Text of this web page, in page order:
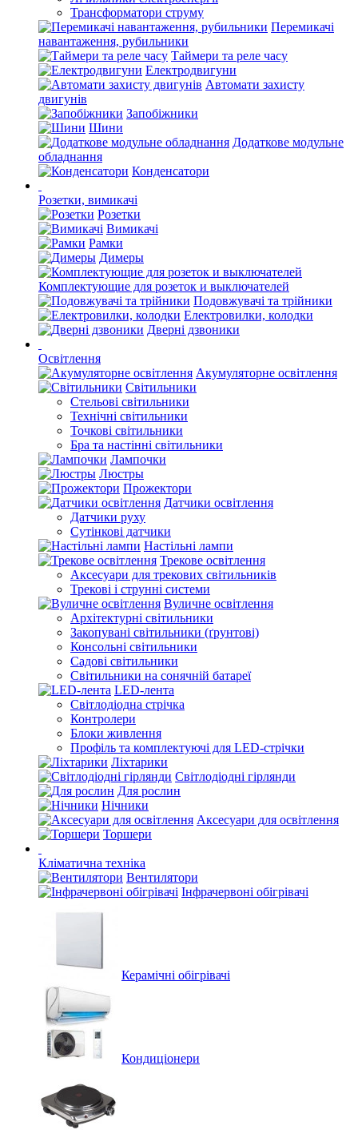
Трансформатори струму
Перемикачі
навантаження, рубильники
Таймери та реле часу
Електродвигуни
Автомати захисту
двигунів
Запобіжники
Шини
Додаткове модульне
обладнання
Конденсатори
Розетки, вимикачі
Розетки
Вимикачі
Рамки
Димеры
Комплектующие для розеток и выключателей
Подовжувачі та трійники
Електровилки, колодки
Дверні дзвоники
Освітлення
Акумуляторне освітлення
Світильники
Стельові світильники
Технічні світильники
Точкові світильники
Бра та настінні світильники
Лампочки
Люстры
Прожектори
Датчики освітлення
Датчики руху
Сутінкові датчики
Настільні лампи
Трекове освітлення
Аксесуари для трекових світильників
Трекові і струнні системи
Вуличне освітлення
Архітектурні світильники
Закопувані світильники (ґрунтові)
Консольні світильники
Садові світильники
Світильники на сонячній батареї
LED-лента
Світлодіодна стрічка
Контролери
Блоки живлення
Профіль та комплектуючі для LED-стрічки
Ліхтарики
Світлодіодні гірлянди
Для рослин
Нічники
Аксесуари для освітлення
Торшери
Кліматична техніка
Вентилятори
Інфрачервоні обігрівачі
Керамічні обігрівачі
Кондиціонери